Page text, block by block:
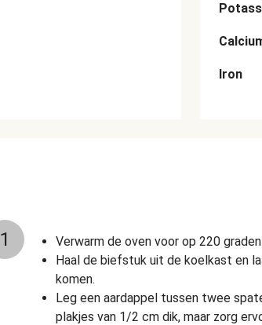
Iron
1
Verwarm de oven voor op 220 graden.
Haal de biefstuk uit de koelkast en
komen.
Leg een aardappel tussen twee
plakjes van 1/2 cm dik, maar zorg